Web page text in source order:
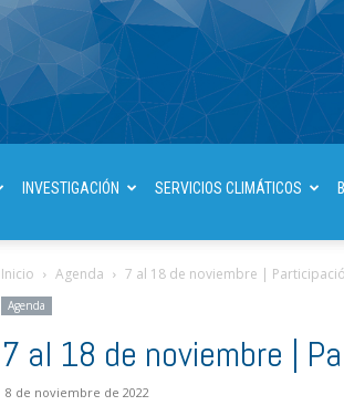
INVESTIGACIÓN SERVICIOS CLIMÁTICOS
Inicio Agenda 7 al 18 de noviembre |
Agenda
7 al 18 de noviembre |
8 de noviembre de 2022